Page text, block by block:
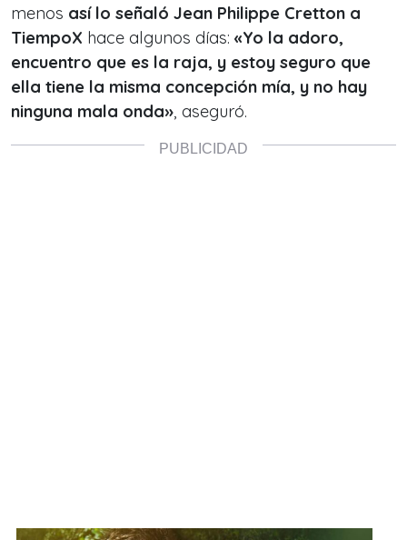
menos así lo señaló Jean Philippe Cretton a
TiempoX hace algunos días: «Yo la adoro,
encuentro que es la raja, y estoy seguro que
ella tiene la misma concepción mía, y no hay
ninguna mala onda», aseguró.